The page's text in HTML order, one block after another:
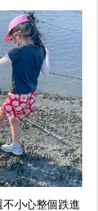
小心整個跌進